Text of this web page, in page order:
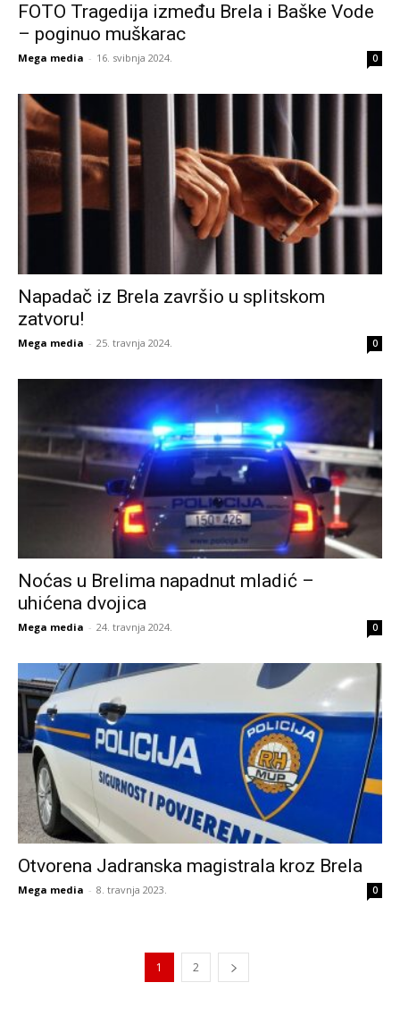
FOTO Tragedija između Brela i Baške Vode
– poginuo muškarac
Mega media - 16. svibnja 2024. 0
Napadač iz Brela završio u splitskom
zatvoru!
Mega media - 25. travnja 2024. 0
Noćas u Brelima napadnut mladić –
uhićena dvojica
Mega media - 24. travnja 2024. 0
Otvorena Jadranska magistrala kroz Brela
Mega media - 8. travnja 2023. 0
1 2